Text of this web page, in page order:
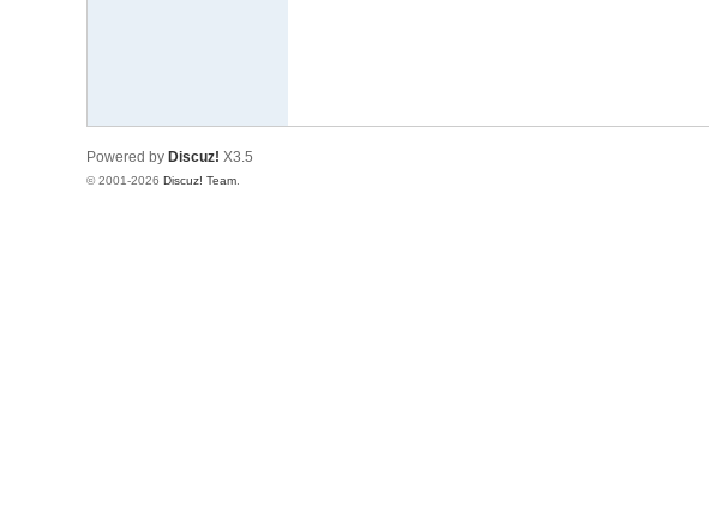
Powered by Discuz! X3.5
© 2001-2026 Discuz! Team